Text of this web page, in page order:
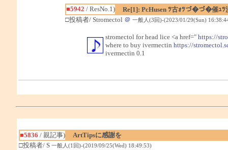
■5942 / ResNo.1)
Re[1]: PcHusen ﾂ古ｫﾂづ�づ�催ｭ
□投稿者/ Stromectol ＠ 一般人(3回)-(2023/01/29(Sun)
stromectol for head lice <a href=" https://
where to buy ivermectin https://
ivermectin 0.1
■5836 / 親記事)
ArtTipsに感謝を
□投稿者/ S 一般人(1回)-(2019/09/25(Wed) 18:49:53)